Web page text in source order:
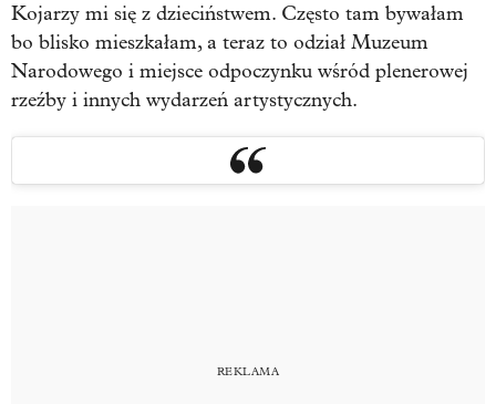
Kojarzy mi się z dzieciństwem. Często tam bywałam
bo blisko mieszkałam, a teraz to odział Muzeum
Narodowego i miejsce odpoczynku wśród plenerowej
rzeźby i innych wydarzeń artystycznych.